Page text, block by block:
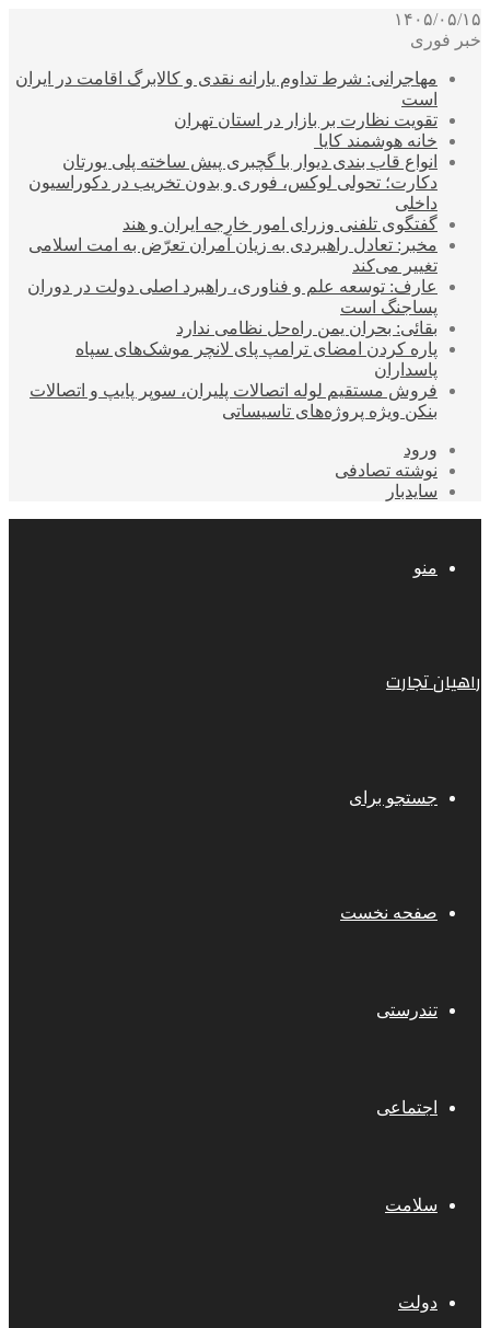
۱۴۰۵/۰۵/۱۵
خبر فوری
مهاجرانی: شرط تداوم یارانه نقدی و کالابرگ اقامت در ایران
است
تقویت نظارت بر بازار در استان تهران
خانه هوشمند کایا
انواع قاب بندی دیوار با گچبری پیش ساخته پلی یورتان
دکارت؛ تحولی لوکس، فوری و بدون تخریب در دکوراسیون
داخلی
گفتگوی تلفنی وزرای امور خارجه ایران و هند
مخبر: تعادل راهبردی به زیان آمران تعرّض به امت اسلامی
تغییر می‌کند
عارف: توسعه علم و فناوری، راهبرد اصلی دولت در دوران
پساجنگ است
بقائی: بحران یمن راه‌حل نظامی ندارد
پاره کردن امضای ترامپ پای لانچر موشک‌های سپاه
پاسداران
فروش مستقیم لوله اتصالات پلیران، سوپر پایپ و اتصالات
بنکن ویژه پروژه‌های تاسیساتی
ورود
نوشته تصادفی
سایدبار
منو
راهیان تجارت
جستجو برای
صفحه نخست
تندرستی
اجتماعی
سلامت
دولت